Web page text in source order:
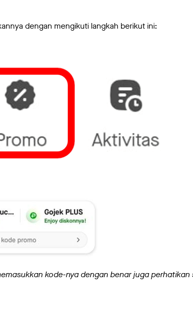
dengan mengikuti langkah berikut ini:
kode-nya dengan benar juga